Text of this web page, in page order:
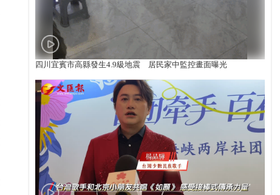
四川宜賓市高縣發生4.9級地震 居民家中監控畫面曝光